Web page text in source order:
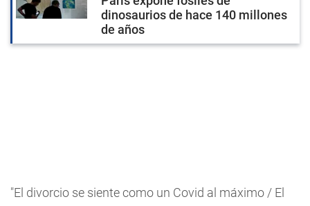
dinosaurios de hace 140 millones
de años
"El divorcio se siente como un Covid al máximo / El